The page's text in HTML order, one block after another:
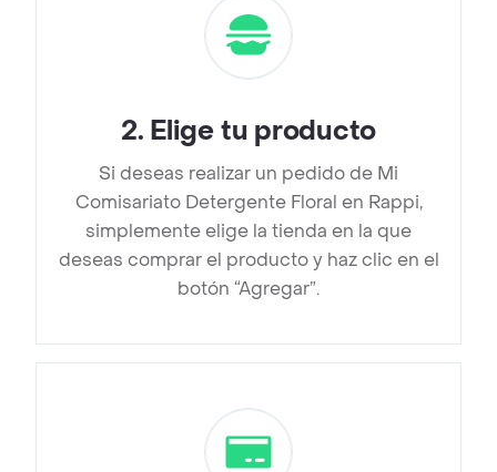
2. Elige tu producto
Si deseas realizar un pedido de Mi
Comisariato Detergente Floral en Rappi,
simplemente elige la tienda en la que
deseas comprar el producto y haz clic en el
botón “Agregar”.